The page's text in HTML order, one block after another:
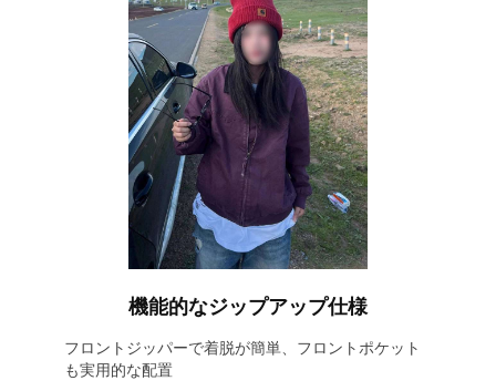
機能的なジップアップ仕様
フロントジッパーで着脱が簡単、フロントポケット
も実用的な配置